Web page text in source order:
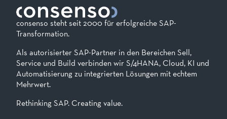
consenso steht seit 2000 für erfolgreiche SAP-
Transformation.
Als autorisierter SAP-Partner in den Bereichen Sell,
Service und Build verbinden wir S/4HANA, Cloud, KI und
Automatisierung zu integrierten Lösungen mit echtem
Mehrwert.
Rethinking SAP. Creating value.